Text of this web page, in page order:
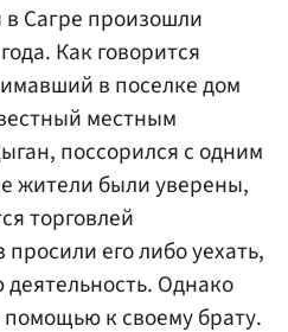
Сагре произошли
Как говорится
в поселке дом
местным
поссорился с одним
жители были уверены,
торговлей
его либо уехать,
Однако
к своему брату.